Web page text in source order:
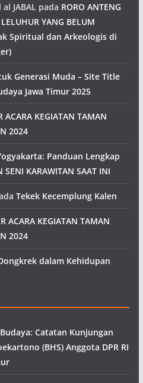
JABAL pada RORO ANTENG
LELUHUR YANG BELUM
Spiritual dan Arkeologis di
Generasi Muda – Site Title
Jawa Timur 2025
ACARA KEGIATAN TAMAN
2024
Panduan Lengkap
SENI KARAWITAN SAAT INI
Tekek Kecemplung Kalen
ACARA KEGIATAN TAMAN
2024
dalam Kehidupan
Catatan Kunjungan
(BHS) Anggota DPR RI